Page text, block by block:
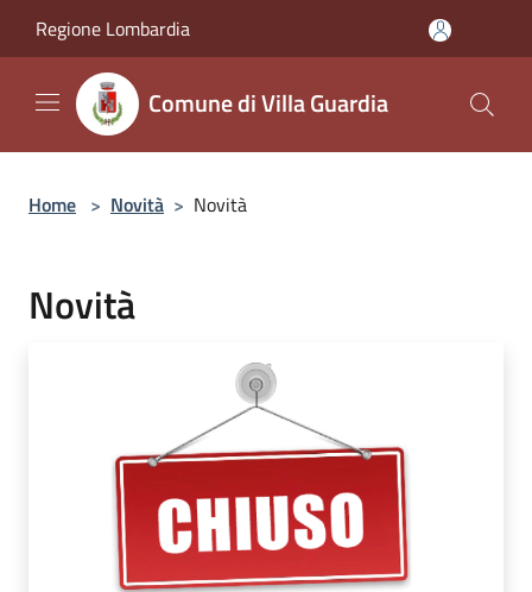
Regione Lombardia
Comune di Villa Guardia
Home > Novità > Novità
Novità